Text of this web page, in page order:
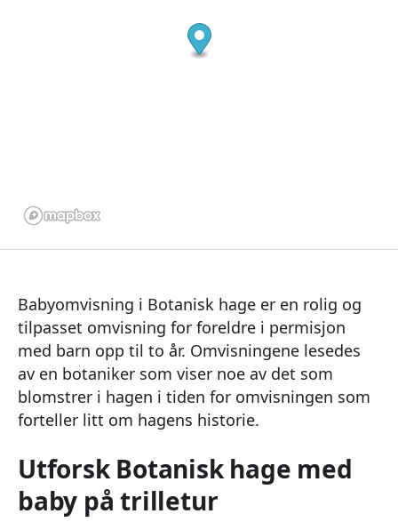
Babyomvisning i Botanisk hage er en rolig og
tilpasset omvisning for foreldre i permisjon
med barn opp til to år. Omvisningene lesedes
av en botaniker som viser noe av det som
blomstrer i hagen i tiden for omvisningen som
forteller litt om hagens historie.
Utforsk Botanisk hage med
baby på trilletur